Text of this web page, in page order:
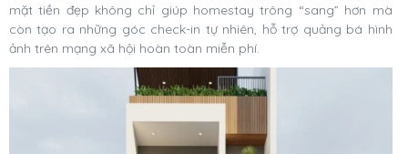
mặt tiền đẹp không chỉ giúp homestay trông “sang” hơn mà
còn tạo ra những góc check-in tự nhiên, hỗ trợ quảng bá hình
ảnh trên mạng xã hội hoàn toàn miễn phí.